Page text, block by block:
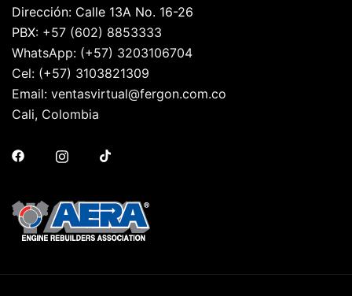
Dirección: Calle 13A No. 16-26
PBX: +57 (602) 8853333
WhatsApp: (+57) 3203106704
Cel: (+57) 3103821309
Email: ventasvirtual@fergon.com.co
Cali, Colombia